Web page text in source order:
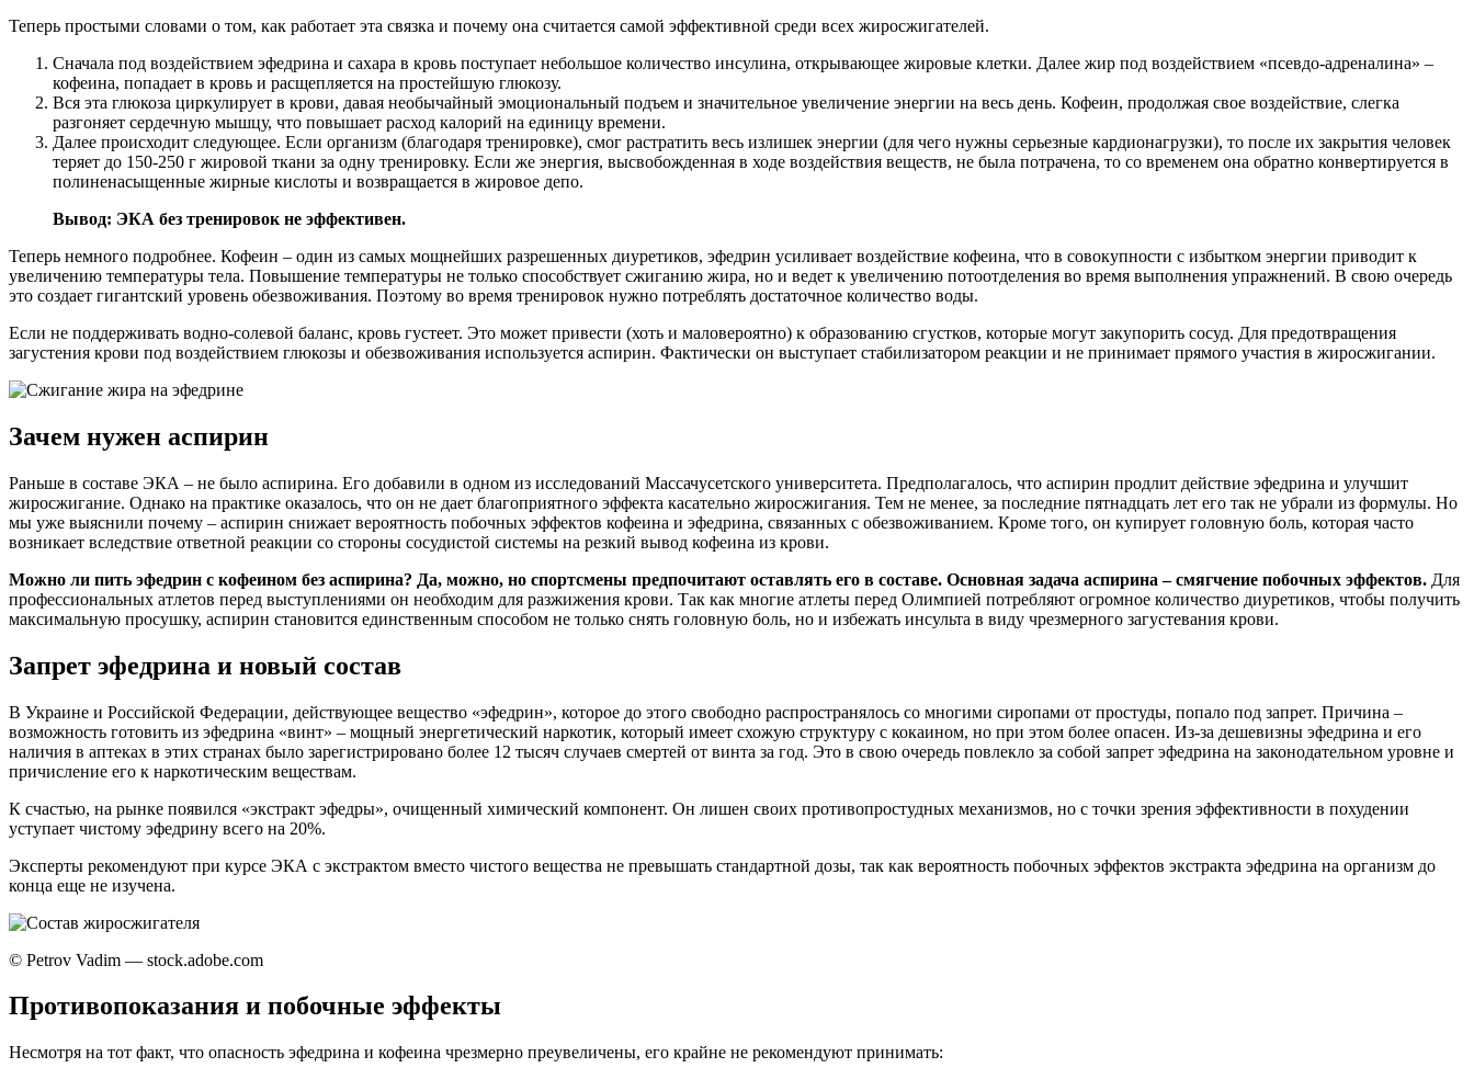
Теперь простыми словами о том, как работает эта связка и почему она считается самой эффективной среди всех жиросжигателей.
Сначала под воздействием эфедрина и сахара в кровь поступает небольшое количество инсулина, открывающее жировые клетки. Далее жир под воздействием «псевдо-адреналина» –
кофеина, попадает в кровь и расщепляется на простейшую глюкозу.
Вся эта глюкоза циркулирует в крови, давая необычайный эмоциональный подъем и значительное увеличение энергии на весь день. Кофеин, продолжая свое воздействие, слегка
разгоняет сердечную мышцу, что повышает расход калорий на единицу времени.
Далее происходит следующее. Если организм (благодаря тренировке), смог растратить весь излишек энергии (для чего нужны серьезные кардионагрузки), то после их закрытия человек
теряет до 150-250 г жировой ткани за одну тренировку. Если же энергия, высвобожденная в ходе воздействия веществ, не была потрачена, то со временем она обратно конвертируется в
полиненасыщенные жирные кислоты и возвращается в жировое депо.
Вывод: ЭКА без тренировок не эффективен.
Теперь немного подробнее. Кофеин – один из самых мощнейших разрешенных диуретиков, эфедрин усиливает воздействие кофеина, что в совокупности с избытком энергии приводит к
увеличению температуры тела. Повышение температуры не только способствует сжиганию жира, но и ведет к увеличению потоотделения во время выполнения упражнений. В свою очередь
это создает гигантский уровень обезвоживания. Поэтому во время тренировок нужно потреблять достаточное количество воды.
Если не поддерживать водно-солевой баланс, кровь густеет. Это может привести (хоть и маловероятно) к образованию сгустков, которые могут закупорить сосуд. Для предотвращения
загустения крови под воздействием глюкозы и обезвоживания используется аспирин. Фактически он выступает стабилизатором реакции и не принимает прямого участия в жиросжигании.
Зачем нужен аспирин
Раньше в составе ЭКА – не было аспирина. Его добавили в одном из исследований Массачусетского университета. Предполагалось, что аспирин продлит действие эфедрина и улучшит
жиросжигание. Однако на практике оказалось, что он не дает благоприятного эффекта касательно жиросжигания. Тем не менее, за последние пятнадцать лет его так не убрали из формулы. Но
мы уже выяснили почему – аспирин снижает вероятность побочных эффектов кофеина и эфедрина, связанных с обезвоживанием. Кроме того, он купирует головную боль, которая часто
возникает вследствие ответной реакции со стороны сосудистой системы на резкий вывод кофеина из крови.
Можно ли пить эфедрин с кофеином без аспирина? Да, можно, но спортсмены предпочитают оставлять его в составе. Основная задача аспирина – смягчение побочных эффектов. Для
профессиональных атлетов перед выступлениями он необходим для разжижения крови. Так как многие атлеты перед Олимпией потребляют огромное количество диуретиков, чтобы получить
максимальную просушку, аспирин становится единственным способом не только снять головную боль, но и избежать инсульта в виду чрезмерного загустевания крови.
Запрет эфедрина и новый состав
В Украине и Российской Федерации, действующее вещество «эфедрин», которое до этого свободно распространялось со многими сиропами от простуды, попало под запрет. Причина –
возможность готовить из эфедрина «винт» – мощный энергетический наркотик, который имеет схожую структуру с кокаином, но при этом более опасен. Из-за дешевизны эфедрина и его
наличия в аптеках в этих странах было зарегистрировано более 12 тысяч случаев смертей от винта за год. Это в свою очередь повлекло за собой запрет эфедрина на законодательном уровне и
причисление его к наркотическим веществам.
К счастью, на рынке появился «экстракт эфедры», очищенный химический компонент. Он лишен своих противопростудных механизмов, но с точки зрения эффективности в похудении
уступает чистому эфедрину всего на 20%.
Эксперты рекомендуют при курсе ЭКА с экстрактом вместо чистого вещества не превышать стандартной дозы, так как вероятность побочных эффектов экстракта эфедрина на организм до
конца еще не изучена.
© Petrov Vadim — stock.adobe.com
Противопоказания и побочные эффекты
Несмотря на тот факт, что опасность эфедрина и кофеина чрезмерно преувеличены, его крайне не рекомендуют принимать: